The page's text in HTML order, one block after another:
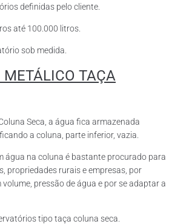
definidas pelo cliente.
até 100.000 litros.
sob medida.
METÁLICO TAÇA
Seca, a água fica armazenada
a coluna, parte inferior, vazia.
água na coluna é bastante procurado para
propriedades rurais e empresas, por
pressão de água e por se adaptar a
tipo taça coluna seca.